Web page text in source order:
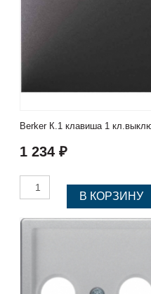
Berker К.1 клавиша 1
1 234 ₽